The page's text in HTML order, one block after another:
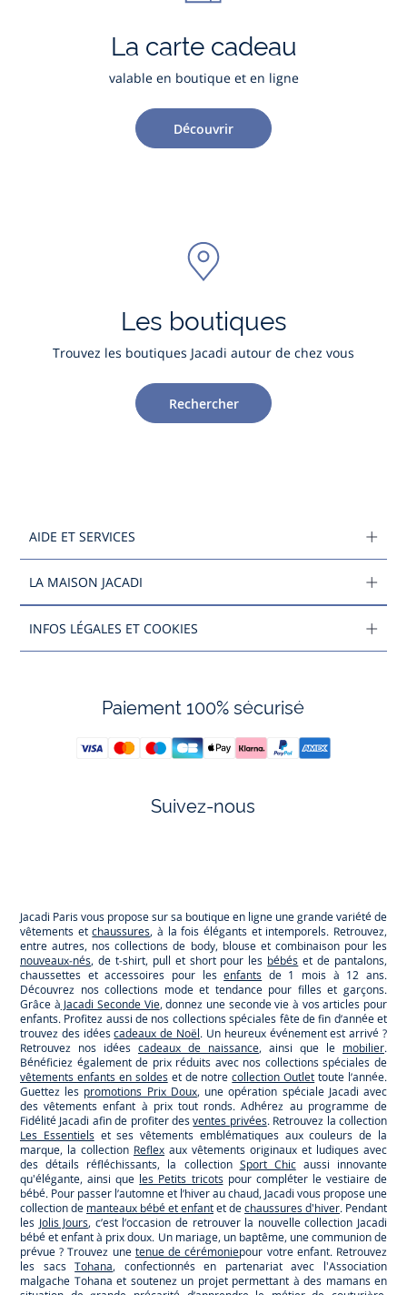
La carte cadeau
valable en boutique et en ligne
Découvrir
Les boutiques
Trouvez les boutiques Jacadi autour de chez vous
Rechercher
AIDE ET SERVICES
LA MAISON JACADI
INFOS LÉGALES ET COOKIES
Paiement 100% sécurisé
Suivez-nous
Jacadi Paris vous propose sur sa boutique en ligne une grande variété de
vêtements etchaussures, à la fois élégants et intemporels. Retrouvez,
entre autres, nos collections de body, blouse et combinaison pour les
nouveaux-nés, de t-shirt, pull et short pour les bébés et de pantalons,
chaussettes et accessoires pour lesenfants de 1 mois à 12 ans.
Découvrez nos collections mode et tendance pour filles et garçons.
Grâce à Jacadi Seconde Vie, donnez une seconde vie à vos articles pour
enfants. Profitez aussi de nos collections spéciales fête de fin d’année et
trouvez des idéescadeaux de Noël. Un heureux événement est arrivé ?
Retrouvez nos idées cadeaux de naissance, ainsi que le mobilier.
Bénéficiez également de prix réduits avec nos collections spéciales de
vêtements enfants en soldeset de notrecollection Outlet toute l’année.
Guettez les promotions Prix Doux, une opération spéciale Jacadi avec
des vêtements enfant à prix tout ronds. Adhérez au programme de
Fidélité Jacadi afin de profiter desventes privées. Retrouvez la collection
Les Essentielset ses vêtements emblématiques aux couleurs de la
marque, la collection Reflex aux vêtements originaux et ludiques avec
des détails réfléchissants, la collection Sport Chicaussi innovante
qu'élégante, ainsi que les Petits tricotspour compléter le vestiaire de
bébé. Pour passer l’automne et l’hiver au chaud, Jacadi vous propose une
collection de manteaux bébé et enfantet dechaussures d'hiver. Pendant
les Jolis Jours, c’est l’occasion de retrouver la nouvelle collection Jacadi
bébé et enfant à prix doux. Un mariage, un baptême, une communion de
prévue ? Trouvez une tenue de cérémoniepour votre enfant. Retrouvez
les sacsTohana, confectionnés en partenariat avec l'Association
malgache Tohana et soutenez un projet permettant à des mamans en